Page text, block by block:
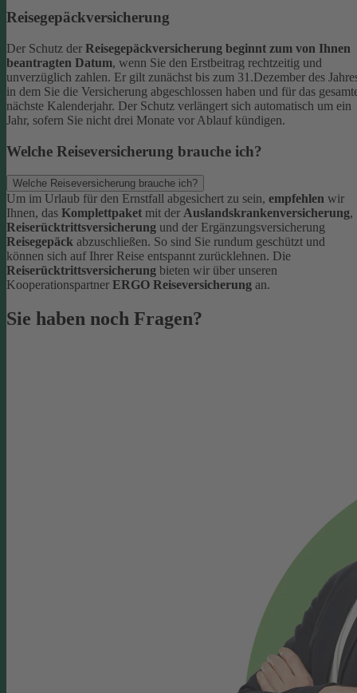
Reisegepäckversicherung
Der Schutz der Reisegepäckversicherung beginnt zum von Ihnen
beantragten Datum, wenn Sie den Erstbeitrag rechtzeitig und
unverzüglich zahlen. Er gilt zunächst bis zum 31.Dezember des
in dem Sie die Versicherung abgeschlossen haben und für das
nächste Kalenderjahr. Der Schutz verlängert sich automatisch um ein
Jahr, sofern Sie nicht drei Monate vor Ablauf kündigen.
Welche Reiseversicherung brauche ich?
Welche Reiseversicherung brauche ich?
Um im Urlaub für den Ernstfall abgesichert zu sein, empfehlen wir
Ihnen, das Komplettpaket mit der Auslandskrankenversicherung,
Reiserücktrittsversicherung und der Ergänzungsversicherung
Reisegepäck abzuschließen. So sind Sie rundum geschützt und
können sich auf Ihrer Reise entspannt zurücklehnen. Die
Reiserücktrittsversicherung bieten wir über unseren
Kooperationspartner ERGO Reiseversicherung an.
Sie haben noch Fragen?